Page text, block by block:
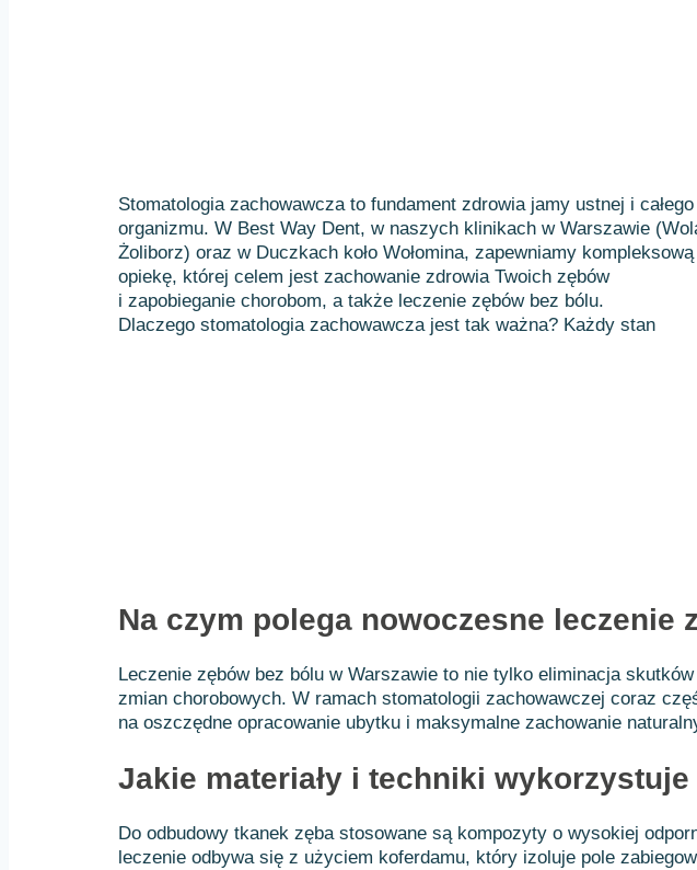
Stomatologia zachowawcza to fundament zdrowia jamy ustnej i całego
organizmu. W Best Way Dent, w naszych klinikach w Warszawie
Żoliborz) oraz w Duczkach koło Wołomina, zapewniamy kompleksową
opiekę, której celem jest zachowanie zdrowia Twoich zębów
i zapobieganie chorobom, a także leczenie zębów bez bólu.
Dlaczego stomatologia zachowawcza jest tak ważna? Każdy stan
Na czym polega nowoczesne leczenie
Leczenie zębów bez bólu w Warszawie to nie tylko eliminacja
zmian chorobowych. W ramach stomatologii zachowawczej coraz
na oszczędne opracowanie ubytku i maksymalne zachowanie
Jakie materiały i techniki
Do odbudowy tkanek zęba stosowane są kompozyty o wysokiej
leczenie odbywa się z użyciem koferdamu, który izoluje pole